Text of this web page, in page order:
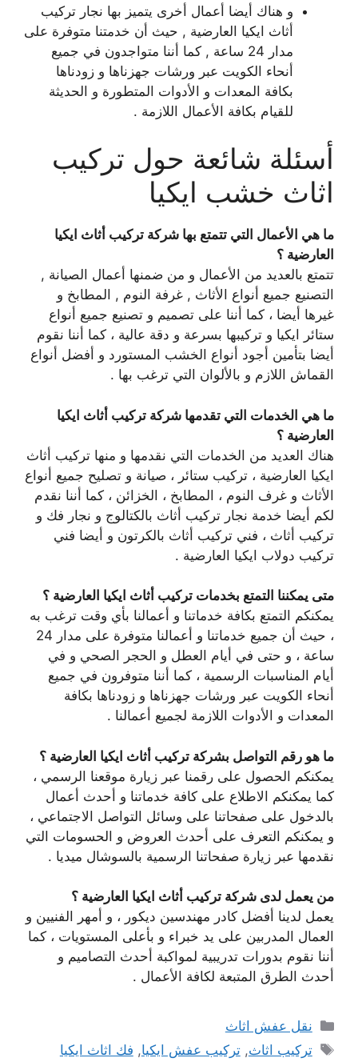
و هناك أيضا أعمال أخرى يتميز بها نجار تركيب
أثاث ايكيا العارضية , حيث أن خدمتنا متوفرة على
مدار 24 ساعة , كما أننا متواجدون في جميع
أنحاء الكويت عبر ورشات جهزناها و زودناها
بكافة المعدات و الأدوات المتطورة و الحديثة
للقيام بكافة الأعمال اللازمة .
أسئلة شائعة حول تركيب
اثاث خشب ايكيا
ما هي الأعمال التي تتمتع بها شركة تركيب أثاث ايكيا
العارضية ؟
تتمتع بالعديد من الأعمال و من ضمنها أعمال الصيانة ,
التصنيع جميع أنواع الأثاث , غرفة النوم , المطابخ و
غيرها أيضا ، كما أننا على تصميم و تصنيع جميع أنواع
ستائر ايكيا و تركيبها بسرعة و دقة عالية ، كما أننا نقوم
أيضا بتأمين أجود أنواع الخشب المستورد و أفضل أنواع
القماش اللازم و بالألوان التي ترغب بها .
ما هي الخدمات التي تقدمها شركة تركيب أثاث ايكيا
العارضية ؟
هناك العديد من الخدمات التي نقدمها و منها تركيب أثاث
ايكيا العارضية ، تركيب ستائر ، صيانة و تصليح جميع أنواع
الأثاث و غرف النوم ، المطابخ ، الخزائن ، كما أننا نقدم
لكم أيضا خدمة نجار تركيب أثاث بالكتالوج و نجار فك و
تركيب أثاث ، فني تركيب أثاث بالكرتون و أيضا فني
تركيب دولاب ايكيا العارضية .
متى يمكننا التمتع بخدمات تركيب أثاث ايكيا العارضية ؟
يمكنكم التمتع بكافة خدماتنا و أعمالنا بأي وقت ترغب به
، حيث أن جميع خدماتنا و أعمالنا متوفرة على مدار 24
ساعة ، و حتى في أيام العطل و الحجر الصحي و في
أيام المناسبات الرسمية ، كما أننا متوفرون في جميع
أنحاء الكويت عبر ورشات جهزناها و زودناها بكافة
المعدات و الأدوات اللازمة لجميع أعمالنا .
ما هو رقم التواصل بشركة تركيب أثاث ايكيا العارضية ؟
يمكنكم الحصول على رقمنا عبر زيارة موقعنا الرسمي ،
كما يمكنكم الاطلاع على كافة خدماتنا و أحدث أعمال
بالدخول على صفحاتنا على وسائل التواصل الاجتماعي ،
و يمكنكم التعرف على أحدث العروض و الحسومات التي
نقدمها عبر زيارة صفحاتنا الرسمية بالسوشال ميديا .
من يعمل لدى شركة تركيب أثاث ايكيا العارضية ؟
يعمل لدينا أفضل كادر مهندسين ديكور ، و أمهر الفنيين و
العمال المدربين على يد خبراء و بأعلى المستويات ، كما
أننا نقوم بدورات تدريبية لمواكبة أحدث التصاميم و
أحدث الطرق المتبعة لكافة الأعمال .
التصنيفات
نقل عفش اثاث
الوسوم
تركيب اثاث,تركيب عفش ايكيا, فك اثاث ايكيا